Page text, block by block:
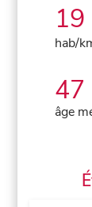
19
hab/
47
âge